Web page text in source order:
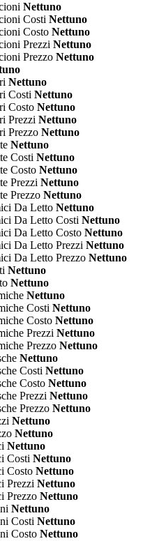
Nettuno
Costi Nettuno
Costo Nettuno
Prezzi Nettuno
Prezzo Nettuno
Nettuno
Costi Nettuno
Costo Nettuno
Prezzi Nettuno
Prezzo Nettuno
Nettuno
Costi Nettuno
Costo Nettuno
Prezzi Nettuno
Prezzo Nettuno
Da Letto Nettuno
Da Letto Costi Nettuno
Da Letto Costo Nettuno
Da Letto Prezzi Nettuno
Da Letto Prezzo Nettuno
Nettuno
Nettuno
Nettuno
Costi Nettuno
Costo Nettuno
Prezzi Nettuno
Prezzo Nettuno
Nettuno
Costi Nettuno
Costo Nettuno
Prezzi Nettuno
Prezzo Nettuno
Nettuno
Nettuno
Nettuno
Costi Nettuno
Costo Nettuno
Prezzi Nettuno
Prezzo Nettuno
Nettuno
Costi Nettuno
Costo Nettuno